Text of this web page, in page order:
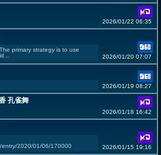
2026/01/22 06:35
primary strategy is to use
2026/01/20 07:07
2026/01/19 08:27
孔雀舞
2026/01/18 16:42
entry/2020/01/06/170000
2026/01/15 19:16